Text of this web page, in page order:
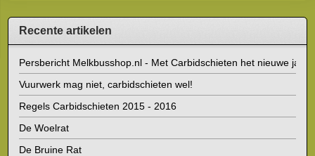
Recente artikelen
Persbericht Melkbusshop.nl - Met Carbidschieten het nieuwe jaar
Vuurwerk mag niet, carbidschieten wel!
Regels Carbidschieten 2015 - 2016
De Woelrat
De Bruine Rat